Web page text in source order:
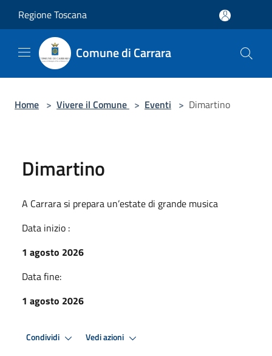
Regione Toscana
Comune di Carrara
Home > Vivere il Comune > Eventi > Dimartino
Dimartino
A Carrara si prepara un’estate di grande musica
Data inizio :
1 agosto 2026
Data fine:
1 agosto 2026
Condividi Vedi azioni